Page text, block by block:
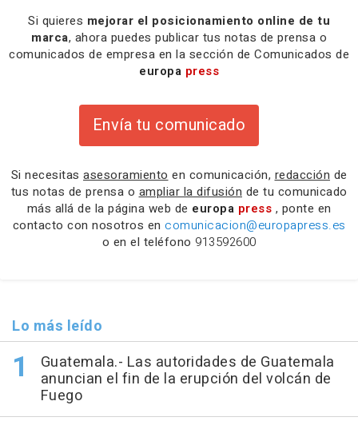
Si quieres mejorar el posicionamiento online de tu
marca, ahora puedes publicar tus notas de prensa o
comunicados de empresa en la sección de Comunicados de
europa press
Envía tu comunicado
Si necesitas asesoramiento en comunicación, redacción de
tus notas de prensa o ampliar la difusión de tu comunicado
más allá de la página web de europa press , ponte en
contacto con nosotros en comunicacion@europapress.es
o en el teléfono 913592600
Lo más leído
Guatemala.- Las autoridades de Guatemala
anuncian el fin de la erupción del volcán de
Fuego